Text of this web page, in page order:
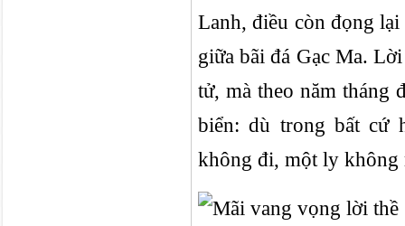
Lanh, điều còn đọng
giữa bãi đá Gạc Ma.
tử, mà theo năm tháng
biển: dù trong bất cứ
không đi, một ly không